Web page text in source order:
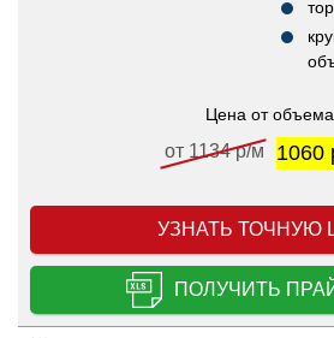
Цена от объема
от 1134 р/м 1060
УЗНАТЬ ТОЧНУЮ
ПОЛУЧИТЬ